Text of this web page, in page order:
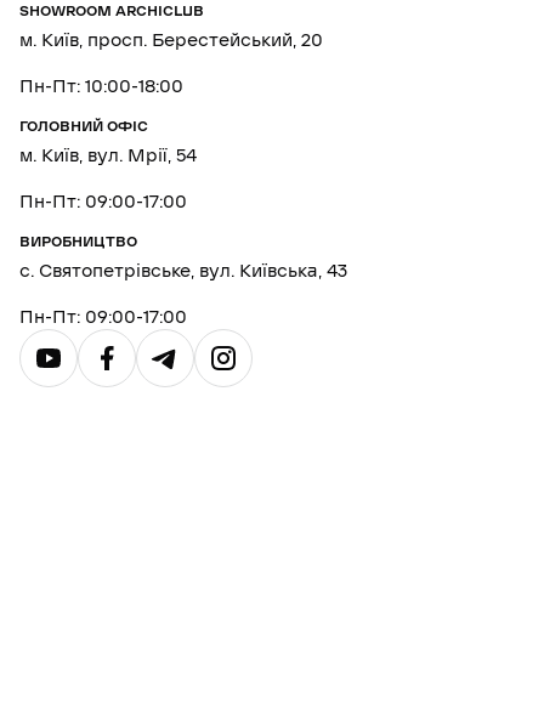
SHOWROOM ARCHICLUB
м. Київ, просп. Берестейський, 20
Пн-Пт: 10:00-18:00
ГОЛОВНИЙ ОФІС
м. Київ, вул. Мрії, 54
Пн-Пт: 09:00-17:00
ВИРОБНИЦТВО
с. Святопетрівське, вул. Київська, 43
Пн-Пт: 09:00-17:00